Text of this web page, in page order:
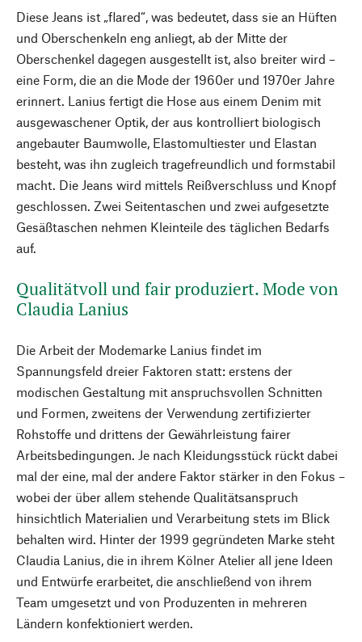
Diese Jeans ist „flared“, was bedeutet, dass sie an Hüften
und Oberschenkeln eng anliegt, ab der Mitte der
Oberschenkel dagegen ausgestellt ist, also breiter wird –
eine Form, die an die Mode der 1960er und 1970er Jahre
erinnert. Lanius fertigt die Hose aus einem Denim mit
ausgewaschener Optik, der aus kontrolliert biologisch
angebauter Baumwolle, Elastomultiester und Elastan
besteht, was ihn zugleich tragefreundlich und formstabil
macht. Die Jeans wird mittels Reißverschluss und Knopf
geschlossen. Zwei Seitentaschen und zwei aufgesetzte
Gesäßtaschen nehmen Kleinteile des täglichen Bedarfs
auf.
Qualitätvoll und fair produziert. Mode von
Claudia Lanius
Die Arbeit der Modemarke Lanius findet im
Spannungsfeld dreier Faktoren statt: erstens der
modischen Gestaltung mit anspruchsvollen Schnitten
und Formen, zweitens der Verwendung zertifizierter
Rohstoffe und drittens der Gewährleistung fairer
Arbeitsbedingungen. Je nach Kleidungsstück rückt dabei
mal der eine, mal der andere Faktor stärker in den Fokus –
wobei der über allem stehende Qualitätsanspruch
hinsichtlich Materialien und Verarbeitung stets im Blick
behalten wird. Hinter der 1999 gegründeten Marke steht
Claudia Lanius, die in ihrem Kölner Atelier all jene Ideen
und Entwürfe erarbeitet, die anschließend von ihrem
Team umgesetzt und von Produzenten in mehreren
Ländern konfektioniert werden.